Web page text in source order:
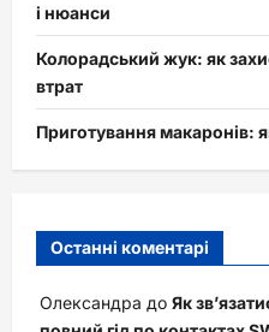
і нюанси
Колорадський жук: як
втрат
Приготування макаронів:
Останні коментарі
Олександра до Як